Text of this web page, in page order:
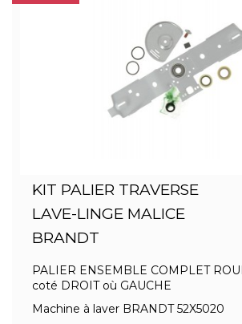
KIT PALIER TRAVERSE
LAVE-LINGE MALICE
BRANDT
PALIER ENSEMBLE COMPLET
coté DROIT où GAUCHE
Machine à laver BRANDT 52X5020